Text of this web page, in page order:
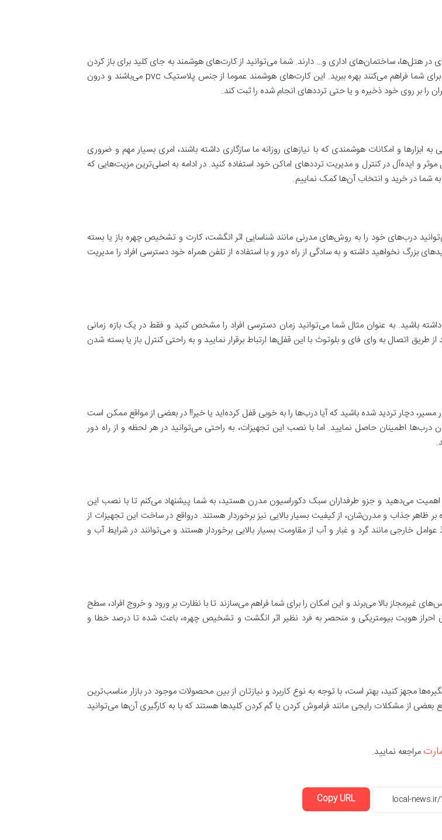
در هتل‌ها، ساختمان‌های اداری و… دارند. شما می‌توانید از کارت‌های هوشمند به جای کلید برای باز کردن
این قفل‌ها استفاده کنید و به عنوان یک جایگزین مناسب، از قابلیت‌هایی که برای شما فراهم می‌کنند بهره ببرید. این کارت‌های هوشمند عموما از جنس پلاستیک pvc می‌باشند و درون
را بر روی خود ذخیره و یا حتی ترددهای انجام شده را ثبت کند.
و امکانات هوشمندی که با نیازهای روزانه ما سازگاری داشته باشند، امری بسیار مهم و ضروری
و ایده‌آل در کنترل و مدیریت ترددهای اماکن خود استفاده کنید. در ادامه به اصلی‌ترین مزیت‌هایی که
شما در خرید و انتخاب آن‌ها کمک نماییم.
درب‌های خود را به روش‌های مدرنی مانند شناسایی اثر انگشت، کارت و تشخیص چهره باز یا بسته
بزرگ نخواهید داشته و به سادگی از راه دور و با استفاده از تلفن همراه خود دسترسی افراد را مدیریت
باشید. به عنوان مثال شما می‌توانید زمان دسترسی افراد را مشخص کنید و فقط در یک بازه زمانی
اتصال به وای فای و بلوتوث با این قفل‌ها ارتباط برقرار نمایید و به راحتی کنترل باز یا بسته شدن
دچار تردید شده باشید که آیا درب‌‌ها را به خوبی قفل کرده‌اید یا خیر!! در بعضی از مواقع ممکن است
درب‌ها اطمینان حاصل نمایید. اما با نصب این تجهیزات، به راحتی می‌توانید در هر لحظه و از راه دور
اهمیت می‌دهید و جزو طرفداران سبک دکوراسیون مدرن هستید، به شما پیشنهاد می‌کنم تا با نصب این
ظاهر جذاب و مدرن‌شان، از کیفیت بسیار بالایی نیز برخوردار هستند. درواقع در ساخت این تجهیزات از
خارجی مانند گرد و غبار و آب از مقاومت بسیار بالایی برخوردار هستند و می‌توانند در شرایط آب و
غیرمجاز بالا می‌برند و این امکان را برای شما فراهم می‌سازند تا با نظارت بر ورود و خروج افراد، سطح
احراز هویت بیومتریکی و منحصر به فرد نظیر اثر انگشت و تشخیص چهره، باعث شده تا درصد خطا و
مجهز کنید، بهتر است، با توجه به نوع کاربرد و نیازتان از بین محصولات موجود در بازار مناسب‌ترین
از مشکلات رایجی مانند فراموش کردن یا گم کردن کلیدها هستند که با به کارگیری آن‌ها می‌توانید
مراجعه نمایید.
Copy URL